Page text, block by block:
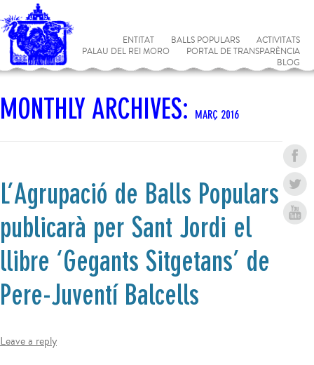
ENTITAT BALLS POPULARS
ACTIVITATS
PALAU DEL REI MORO
PORTAL DE TRANSPARÈNCIA
BLOG
MONTHLY ARCHIVES: MARÇ 2016
L’Agrupació de Balls Populars
publicarà per Sant Jordi el
llibre ‘Gegants Sitgetans’ de
Pere-Juventí Balcells
Leave a reply